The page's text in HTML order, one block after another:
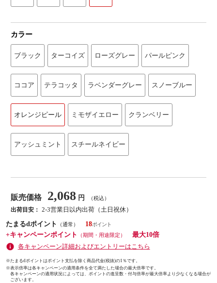
カラー
ブラック ターコイズ ローズグレー パールピンク
ココア テラコッタ ラベンダーグレー スノーブルー
オレンジピール ミモザイエロー クランベリー
アッシュミント スチールネイビー
販売価格 2,068 円 （税込）
出荷目安： 2-3営業日以内出荷（土日祝休）
たまるdポイント
（通常）
18
+キャンペーンポイント
（期間・用途限定）
最大10倍
各キャンペーン詳細およびエントリーはこちら
※たまるdポイントはポイント支払を除く商品代金(税抜)の1％です。
※表示倍率は各キャンペーンの適用条件を全て満たした場合の最大倍率です。
各キャンペーンの適用状況によっては、ポイントの進呈数・付与倍率が最大倍率より少なくなる場合が
ございます。